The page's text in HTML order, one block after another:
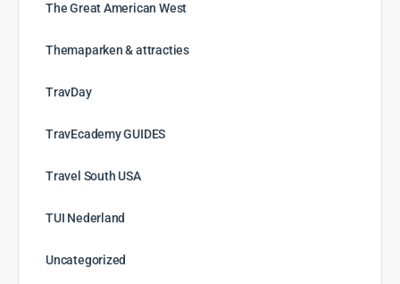
The Great American West
Themaparken & attracties
TravDay
TravEcademy GUIDES
Travel South USA
TUI Nederland
Uncategorized